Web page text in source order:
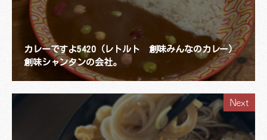
カレーですよ5420（レトルト 創味みんなのカレー）
創味シャンタンの会社。
Next